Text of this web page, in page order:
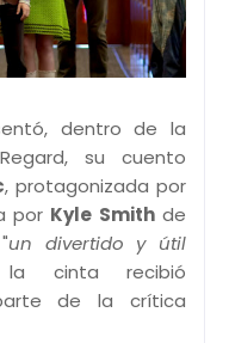
dentro de la
su cuento
, protagonizada por
por Kyle Smithde
un divertido y útil
cinta recibió
de la crítica